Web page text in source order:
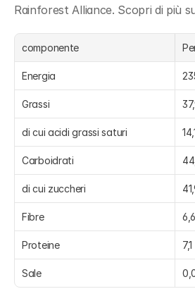
Rainforest Alliance. Scopri di più
componente
Energia
Grassi
di cui acidi grassi saturi
Carboidrati
di cui zuccheri
Fibre
Proteine
Sale